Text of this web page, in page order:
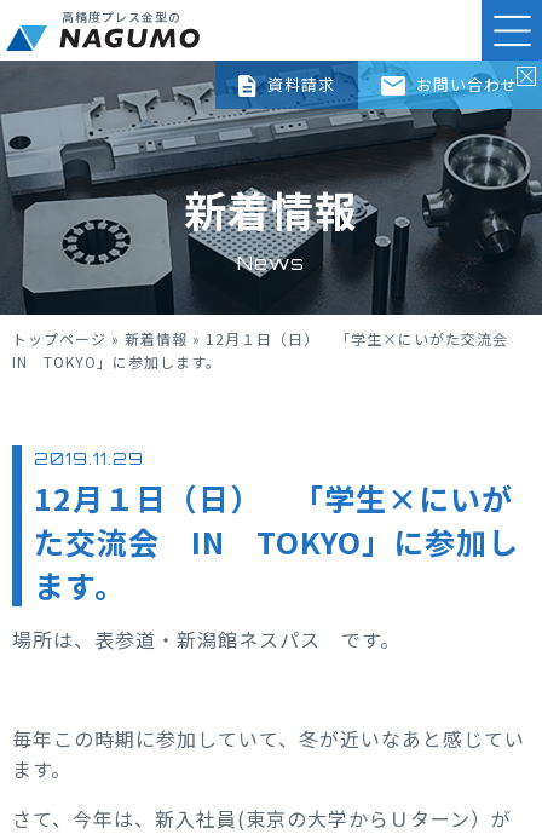
高精度プレス金型の
資料請求 お問い合わせ
新着情報
News
トップページ » 新着情報 » 12月１日（日） 「学生×にいがた交流会
IN TOKYO」に参加します。
2019.11.29
12月１日（日） 「学生×にいが
た交流会 IN TOKYO」に参加し
ます。
場所は、表参道・新潟館ネスパス です。
毎年この時期に参加していて、冬が近いなあと感じてい
ます。
さて、今年は、新入社員(東京の大学からＵターン）が